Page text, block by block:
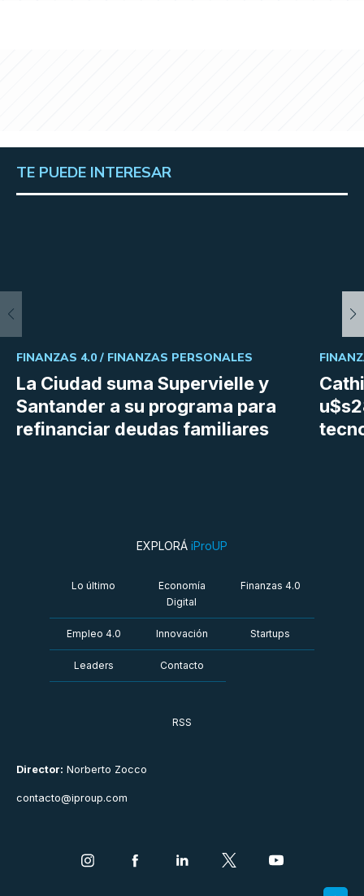
TE PUEDE INTERESAR
La Ciudad suma Supervielle y
Santander a su programa para
refinanciar deudas familiares
FINANZAS 4.0 / FINANZAS PERSONALES
Director: Norberto Zocco
contacto@iproup.com
EXPLORÁ iProUP
Lo último
Economía
Digital
Finanzas 4.0
Empleo 4.0 Innovación Startups
Leaders Contacto
RSS